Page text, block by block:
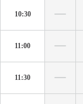
10:30
11:00
11:30